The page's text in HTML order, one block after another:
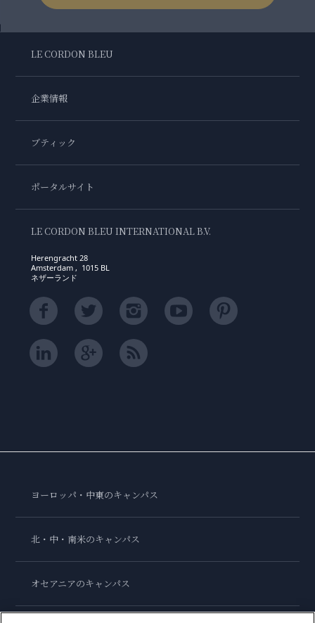
LE CORDON BLEU
企業情報
ブティック
ポータルサイト
LE CORDON BLEU INTERNATIONAL B.V.
Herengracht 28
Amsterdam , 1015 BL
ネザーランド
ヨーロッパ・中東のキャンパス
北・中・南米のキャンパス
オセアニアのキャンパス